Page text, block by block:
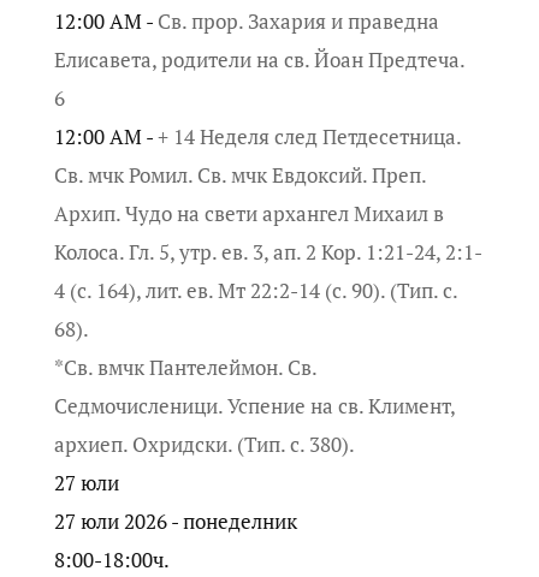
12:00 AM - Св. прор. Захария и праведна
Елисавета, родители на св. Йоан Предтеча.
6
12:00 AM -+ 14 Неделя след Петдесетница.
Св. мчк Ромил. Св. мчк Евдоксий. Преп.
Архип. Чудо на свети архангел Михаил в
Колоса. Гл. 5, утр. ев. 3, ап. 2 Кор. 1:21-24, 2:1-
4 (с. 164), лит. ев. Мт 22:2-14 (с. 90). (Тип. с.
68).
*Св. вмчк Пантелеймон. Св.
Седмочисленици. Успение на св. Климент,
архиеп. Охридски. (Тип. с. 380).
27 юли
27 юли 2026 - понеделник
8:00-18:00ч.